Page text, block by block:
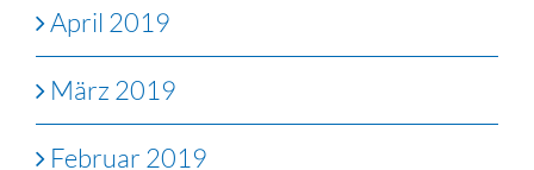
April 2019
März 2019
Februar 2019